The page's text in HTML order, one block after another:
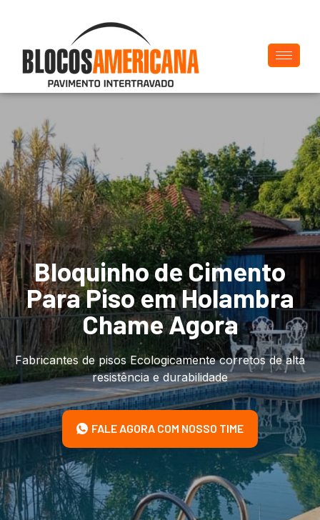
Bloquinho de Cimento
Para Piso em Holambra
Chame Agora
Fabricantes de pisos Ecologicamente corretos de alta
resistência e durabilidade
FALE AGORA COM NOSSO TIME